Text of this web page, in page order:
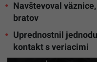
Navštevoval
bratov
Uprednostnil
kontakt s veriacimi